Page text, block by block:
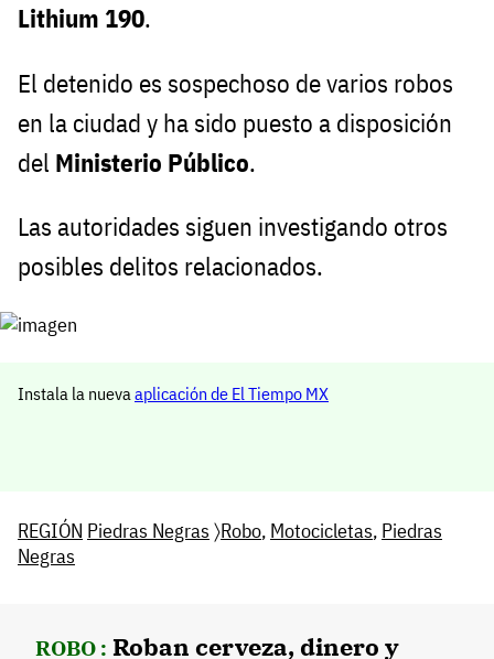
Lithium 190.
El detenido es sospechoso de varios robos
en la ciudad y ha sido puesto a disposición
del Ministerio Público.
Las autoridades siguen investigando otros
posibles delitos relacionados.
Instala la nuevaaplicación de El Tiempo MX
REGIÓN Piedras Negras 〉Robo, Motocicletas, Piedras
Negras
ROBO : Roban cerveza, dinero y